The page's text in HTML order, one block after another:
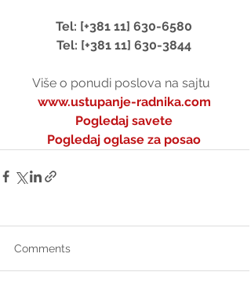
Tel: [+381 11] 630-6580
Tel: [+381 11] 630-3844
Više o ponudi poslova na sajtu
www.ustupanje-radnika.com
Pogledaj savete
Pogledaj oglase za posao
Comments